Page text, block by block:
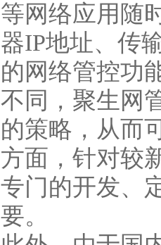
等网络应用随
器IP地址、传
的网络管控功
不同，聚生网
的策略，从而
方面，针对较
专门的开发、
要。